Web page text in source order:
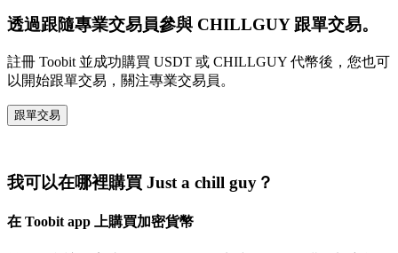
透過跟隨專業交易員參與 CHILLGUY 跟單交易。
註冊 Toobit 並成功購買 USDT 或 CHILLGUY 代幣後，您也可
以開始跟單交易，關注專業交易員。
跟單交易
我可以在哪裡購買 Just a chill guy？
在 Toobit app 上購買加密貨幣